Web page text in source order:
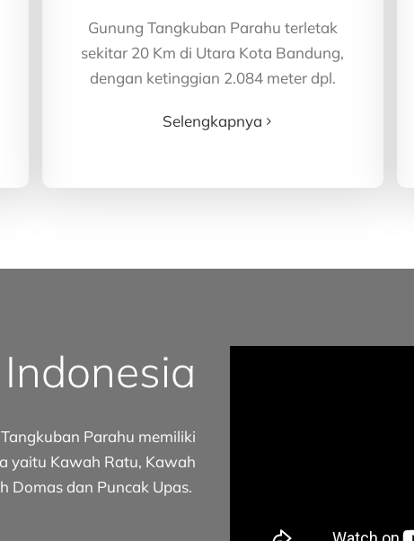
Gunung Tangkuban Parahu terletak
sekitar 20 Km di Utara Kota Bandung,
dengan ketinggian 2.084 meter dpl.
Selengkapnya
Parahu memiliki
yaitu Kawah Ratu, Kawah
Domas dan Puncak Upas.